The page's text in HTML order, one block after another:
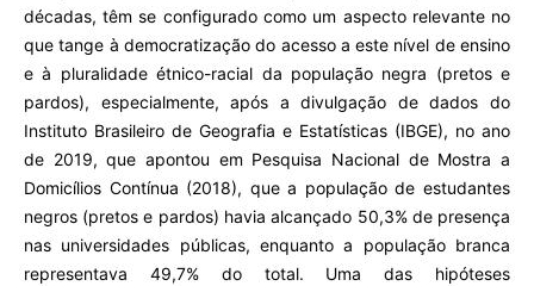
décadas, têm se configurado como um aspecto relevante no
que tange à democratização do acesso a este nível de ensino
e à pluralidade étnico-racial da população negra (pretos e
pardos), especialmente, após a divulgação de dados do
Instituto Brasileiro de Geografia e Estatísticas (IBGE), no ano
de 2019, que apontou em Pesquisa Nacional de Mostra a
Domicílios Contínua (2018), que a população de estudantes
negros (pretos e pardos) havia alcançado 50,3% de presença
nas universidades públicas, enquanto a população branca
representava 49,7% do total. Uma das hipóteses